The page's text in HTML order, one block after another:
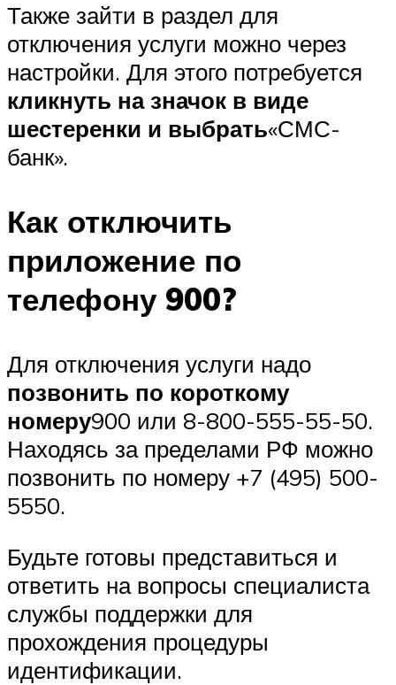
Также зайти в раздел для
отключения услуги можно через
настройки. Для этого потребуется
кликнуть на значок в виде
шестеренки и выбрать«СМС-
банк».
Как отключить
приложение по
телефону 900?
Для отключения услуги надо
позвонить по короткому
номеру900 или 8-800-555-55-50.
Находясь за пределами РФ можно
позвонить по номеру +7 (495) 500-
5550.
Будьте готовы представиться и
ответить на вопросы специалиста
службы поддержки для
прохождения процедуры
идентификации.